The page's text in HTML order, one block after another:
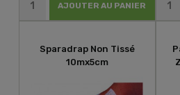
AJOUTER AU PANIER
Sparadrap Non Tissé
10mx5cm